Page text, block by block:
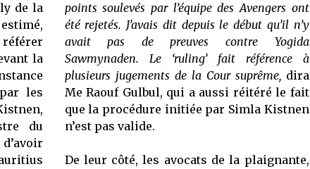
de la
la
les
du
points soulevés par l’équipe des Avengers ont
été rejetés. J’avais dit depuis le début qu’il n’y
avait pas de preuves contre Yogida
Sawmynaden. Le ‘ruling’ fait référence à
plusieurs jugements de la Cour suprême, dira
Me Raouf Gulbul, qui a aussi réitéré le fait
que la procédure initiée par Simla Kistnen
n’est pas valide.
De leur côté, les avocats de la plaignante,